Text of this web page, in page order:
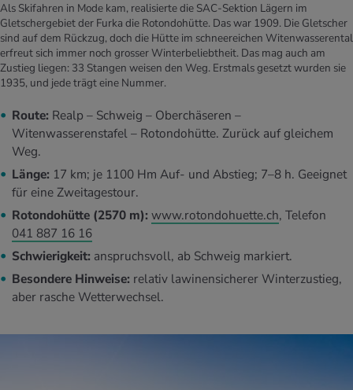
Als Skifahren in Mode kam, realisierte die SAC-Sektion Lägern im
Gletschergebiet der Furka die Rotondohütte. Das war 1909. Die Gletscher
sind auf dem Rückzug, doch die Hütte im schneereichen Witenwasserental
erfreut sich immer noch grosser Winterbeliebtheit. Das mag auch am
Zustieg liegen: 33 Stangen weisen den Weg. Erstmals gesetzt wurden sie
1935, und jede trägt eine Nummer.
Route: Realp – Schweig – Oberchäseren –
Witenwasserenstafel – Rotondohütte. Zurück auf gleichem
Weg.
Länge: 17 km; je 1100 Hm Auf- und Abstieg; 7–8 h. Geeignet
für eine Zweitagestour.
Rotondohütte (2570 m): www.rotondohuette.ch, Telefon
041 887 16 16
Schwierigkeit: anspruchsvoll, ab Schweig markiert.
Besondere Hinweise: relativ lawinensicherer Winterzustieg,
aber rasche Wetterwechsel.